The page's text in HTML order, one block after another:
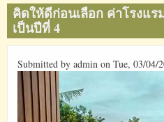
Ticket
โรงแรม
ข่าวสาร
ข้อมูลการท่องเที่ยว
เกี่ยวกับเรา
ที่อยู่
คิดให้ดีก่อนเลือก ค่าโรงแ
เป็นปีที่ 4
Submitted by admin on Tue, 03/04/